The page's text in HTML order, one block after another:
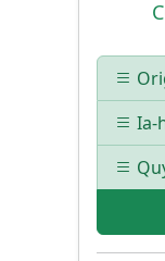
Ia-